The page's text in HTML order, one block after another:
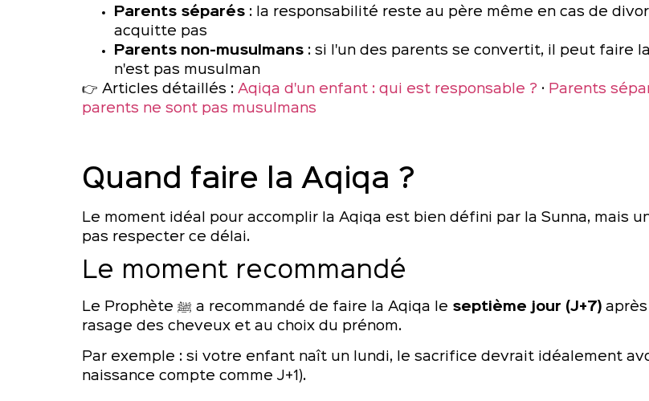
Parents séparés : la responsabilité reste au père même en cas de
acquitte pas
Parents non-musulmans : si l'un des parents se convertit, il peut faire
n'est pas musulman
👉 Articles détaillés : Aqiqa d'un enfant : qui est responsable ? · Parents
parents ne sont pas musulmans
Quand faire la Aqiqa ?
Le moment idéal pour accomplir la Aqiqa est bien défini par la Sunna, mais
pas respecter ce délai.
Le moment recommandé
Le Prophète ﷺ a recommandé de faire la Aqiqa le septième jour (J+7)
rasage des cheveux et au choix du prénom.
Par exemple : si votre enfant naît un lundi, le sacrifice devrait idéalement
naissance compte comme J+1).